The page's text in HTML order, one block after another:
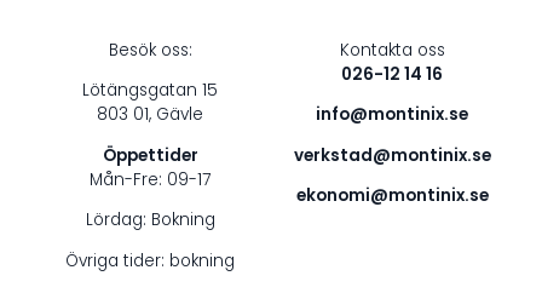
Besök oss:
Lötängsgatan 15
803 01, Gävle
Öppettider
Mån-Fre: 09-17
Lördag: Bokning
Övriga tider: bokning
Kontakta oss
026-12 14 16
info@montinix.se
verkstad@montinix.se
ekonomi@montinix.se